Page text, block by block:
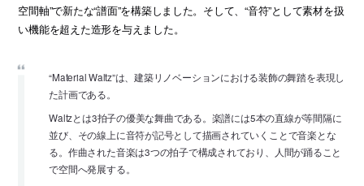
空間軸”で新たな“譜面”を構築しました。そして、“音符”として素材を扱
い機能を超えた造形を与えました。
“Material Waltz”は、建築リノベーションにおける装飾の舞踏を表現し
た計画である。
Waltzとは3拍子の優美な舞曲である。楽譜には5本の直線が等間隔に
並び、その線上に音符が記号として描画されていくことで音楽とな
る。作曲された音楽は3つの拍子で構成されており、人間が踊ること
で空間へ発展する。